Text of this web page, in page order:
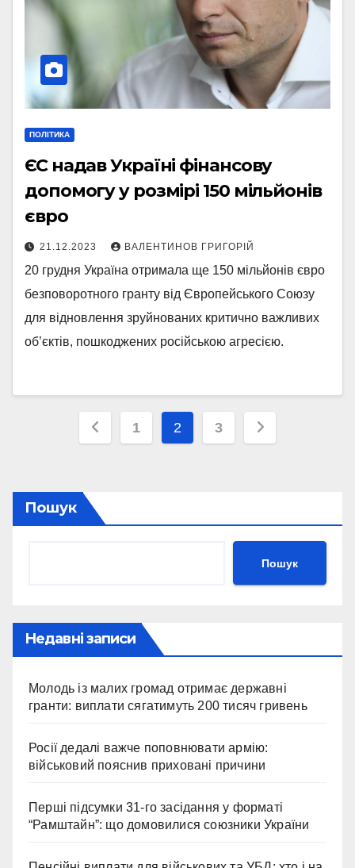
ПОЛІТИКА
ЄС надав Україні фінансову
допомогу у розмірі 150 мільйонів
євро
21.12.2023 ВАЛЕНТИНОВ ГРИГОРІЙ
20 грудня Україна отримала ще 150 мільйонів євро
безповоротного гранту від Європейського Союзу
для відновлення зруйнованих критично важливих
об’єктів, пошкоджених російською агресією.
Пагінація
1 2 3
Пошук
Пошук
Недавні записи
Молодь із малих громад отримає державні
гранти: виплати сягатимуть 200 тисяч гривень
Росії дедалі важче поповнювати армію:
військовий пояснив приховані причини
Перші підсумки 31-го засідання у форматі
“Рамштайн”: що домовилися союзники України